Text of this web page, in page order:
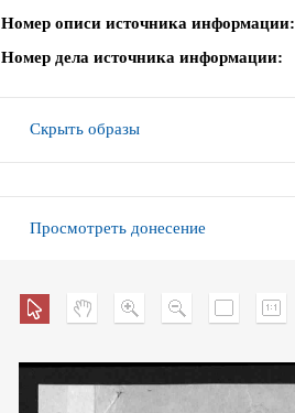
Номер описи источника информации
Номер дела источника информации
Скрыть образы
Просмотреть донесение